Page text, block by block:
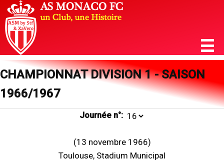
CHAMPIONNAT DIVISION 1 - SAISON
1966/1967
Journée n°:
(13 novembre 1966)
Toulouse, Stadium Municipal